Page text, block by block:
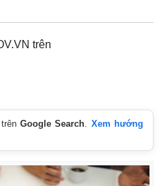
trên
trênGoogle Search. Xem hướng